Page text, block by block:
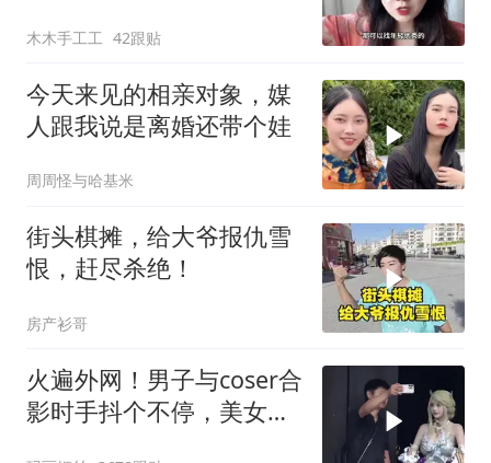
木木手工工 42跟贴
今天来见的相亲对象，媒
人跟我说是离婚还带个娃
周周怪与哈基米
街头棋摊，给大爷报仇雪
恨，赶尽杀绝！
房产衫哥
火遍外网！男子与coser合
影时手抖个不停，美女做